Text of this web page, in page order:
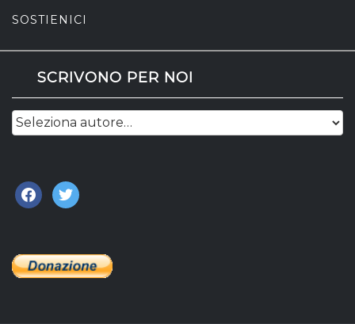
SOSTIENICI
SCRIVONO PER NOI
facebook
twitter